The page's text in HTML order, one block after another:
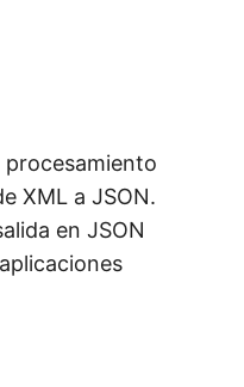
procesamiento
XML a JSON.
en JSON